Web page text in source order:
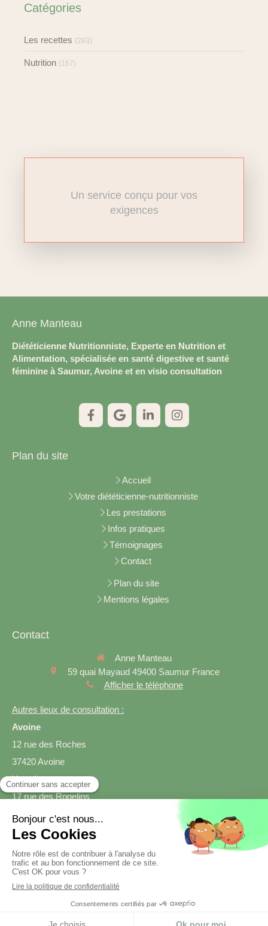
Catégories
Les recettes (283)
Nutrition (157)
Un service conçu pour vos
exigences
Anne Manteau
Diététicienne Nutritionniste, Experte en Nutrition et
Alimentation, spécialisée en santé digestive et santé
féminine à Saumur, Avoine et en visio consultation
Plan du site
Accueil
Votre diététicienne-nutritionniste
Les prestations
Infos pratiques
Témoignages
Contact
Plan du site
Mentions légales
Contact
Anne Manteau
59 quai Mayaud 49400 Saumur France
Afficher le téléphone
Autres lieux de consultation :
Avoine
12 rue des Roches
37420 Avoine
Varrains
17 rue des Rogelins
49400 Varrains
Prendre rendez-vous
Création et référencement du site par Simplébo
Site créé grâce àSmartDiet